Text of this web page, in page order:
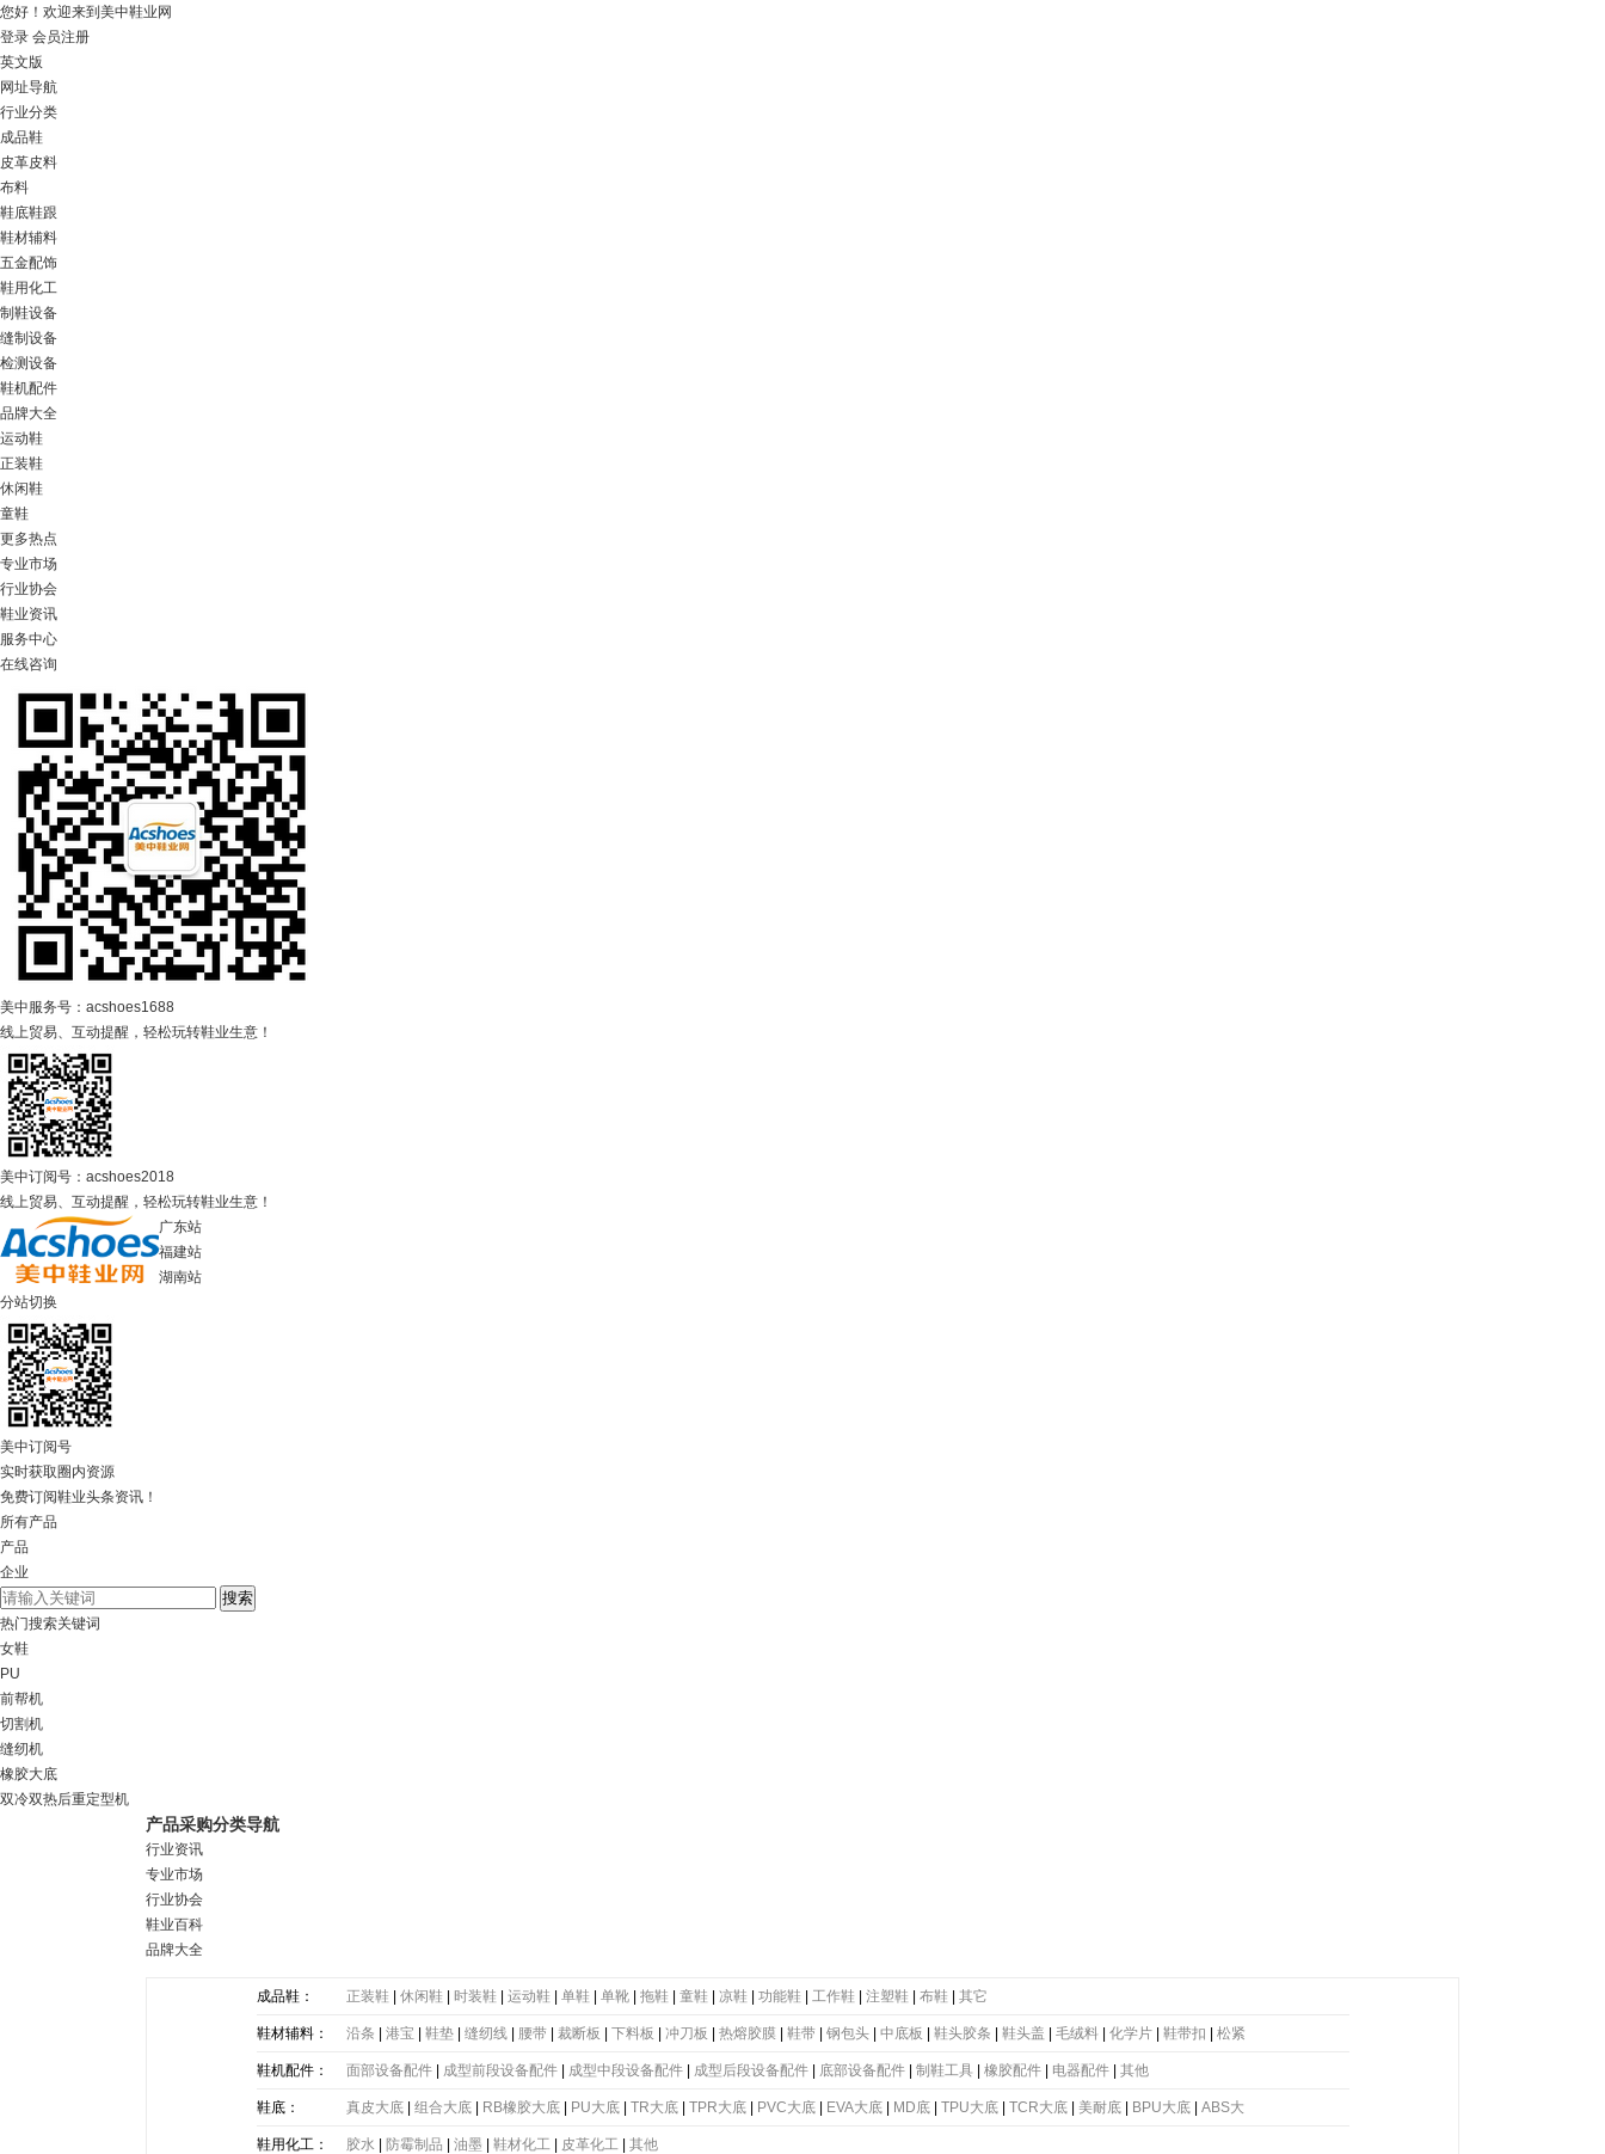
您好！ 欢迎来到美中鞋业网
登录 会员注册
英文版
网址导航
行业分类
成品鞋
皮革皮料
布料
鞋底鞋跟
鞋材辅料
五金配饰
鞋用化工
制鞋设备
缝制设备
检测设备
鞋机配件
品牌大全
运动鞋
正装鞋
休闲鞋
童鞋
更多热点
专业市场
行业协会
鞋业资讯
服务中心
在线咨询
美中服务号：acshoes1688
线上贸易、互动提醒，轻松玩转鞋业生意！
美中订阅号：acshoes2018
线上贸易、互动提醒，轻松玩转鞋业生意！
广东站
福建站
湖南站
分站切换
美中订阅号
实时获取圈内资源
免费订阅鞋业头条资讯！
所有产品
产品
企业
热门搜索关键词
女鞋
PU
前帮机
切割机
缝纫机
橡胶大底
双冷双热后重定型机
产品采购分类导航
行业资讯
专业市场
行业协会
鞋业百科
品牌大全
成品鞋： 正装鞋| 休闲鞋| 时装鞋| 运动鞋| 单鞋| 单靴| 拖鞋| 童鞋| 凉鞋| 功能鞋| 工作鞋| 注塑鞋| 布鞋| 其它
鞋材辅料： 沿条 港宝 鞋垫| 缝纫线| 腰带| 裁断板 下料板 冲刀板 热熔胶膜 鞋带| 钢包头| 中底板 鞋头胶条 鞋头盖 毛绒料| 化学片| 鞋带扣 松紧
带|塑胶片|其他
鞋机配件： 面部设备配件| 成型前段设备配件| 成型中段设备配件| 成型后段设备配件| 底部设备配件| 制鞋工具 橡胶配件| 电器配件| 其他
鞋底： 真皮大底| 组合大底| RB橡胶大底| PU大底| TR大底| TPR大底| PVC大底| EVA大底| MD底| TPU大底| TCR大底| 美耐底| BPU大底| ABS大
底|PE大底|PP大底|SBR大底| PC大底|软木大底
鞋用化工： 胶水| 防霉制品 油墨 鞋材化工| 皮革化工| 其他